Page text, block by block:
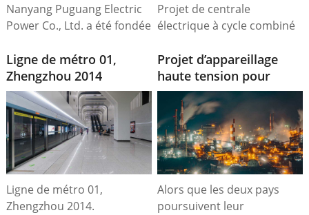
Nanyang Puguang Electric
Power Co., Ltd. a été fondée
1997. Son champ d'activité
comprend la production et
la vente d'électricité, ainsi
que d'autres services
connexes. Il s'agit d'une
société à responsabilité
limitée issue d'une
coopération sino-
étrangère.
Projet de centrale
électrique à cycle combiné
turbine à gaz, Pakistan.
Ligne de métro 01,
Zhengzhou 2014
Ligne de métro 01,
Zhengzhou 2014.
Projet d’appareillage
haute tension pour
l’usine de tubes d’acier
de Tachkent
(Ouzbékistan)
Alors que les deux pays
poursuivent leur